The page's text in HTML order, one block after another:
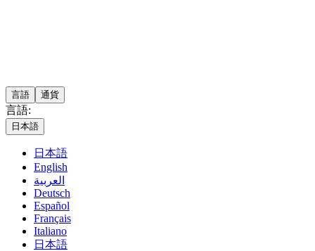
言語 通貨
言語:
日本語
日本語
English
العربية
Deutsch
Español
Français
Italiano
日本語